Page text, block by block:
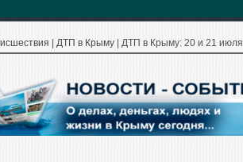
ДТП в Крыму ДТП в Крыму: 20 и 21 июля